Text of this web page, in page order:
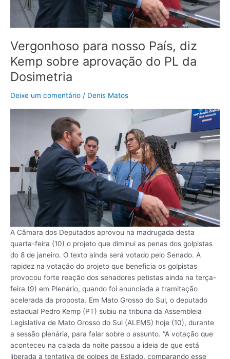
Vergonhoso para nosso País, diz
Kemp sobre aprovação do PL da
Dosimetria
Deixe um comentário / Denis Matos
A Câmara dos Deputados aprovou na madrugada desta
quarta-feira (10) o projeto que diminui as penas dos golpistas
do 8 de janeiro. O texto ainda será votado pelo Senado. A
rapidez na votação do projeto que beneficia os golpistas
provocou forte reação dos senadores petistas ainda na terça-
feira (9) em Plenário, quando foi anunciada a tramitação
acelerada da proposta. Em Mato Grosso do Sul, o deputado
estadual Pedro Kemp (PT) subiu na tribuna da Assembleia
Legislativa de Mato Grosso do Sul (ALEMS) hoje (10), durante
a sessão plenária, para falar sobre o assunto. “A votação que
aconteceu na calada da noite passou a ideia de que está
liberada a tentativa de golpes de Estado, comparando esse
da
Dosimetria